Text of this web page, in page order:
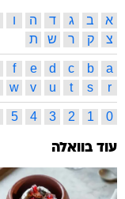
א ב ג ד ה ו
צ
ק ר ש ת
a
b
c
d
e
f
r
s
t
u
v
w
0
1
2
3
4
5
עוד בוואלה